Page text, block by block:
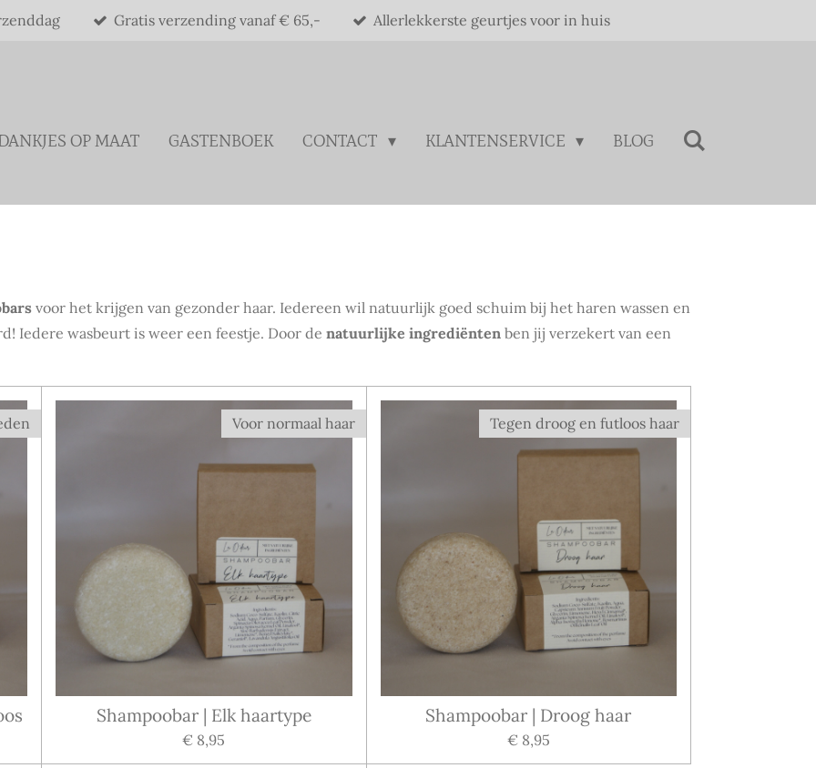
Gratis verzending vanaf € 65,- Allerlekkerste geurtjes voor in huis
OP MAAT GASTENBOEK CONTACT KLANTENSERVICE BLOG
voor het krijgen van gezonder haar. Iedereen wil natuurlijk goed schuim bij het haren wassen en
Iedere wasbeurt is weer een feestje. Door de natuurlijke ingrediënten ben jij verzekert van een
Voor normaal haar
Shampoobar | Elk haartype
€ 8,95
Tegen droog en futloos haar
Shampoobar | Droog haar
€ 8,95